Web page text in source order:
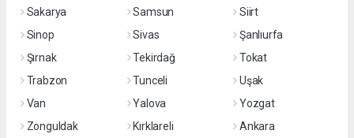
Sakarya
Samsun
Siirt
Sinop
Sivas
Şanlıurfa
Şırnak
Tekirdağ
Tokat
Trabzon
Tunceli
Uşak
Van
Yalova
Yozgat
Zonguldak
Kırklareli Ankara